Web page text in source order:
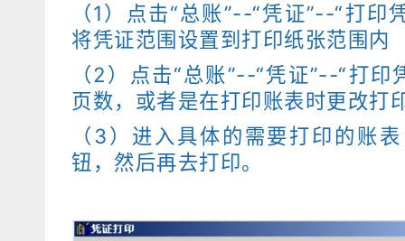
（1）点击“总账”--“凭证”--“打印
将凭证范围设置到打印纸张范围内
（2）点击“总账”--“凭证”--“打
页数，或者是在打印账表时更改打
（3）进入具体的需要打印的账
钮，然后再去打印。